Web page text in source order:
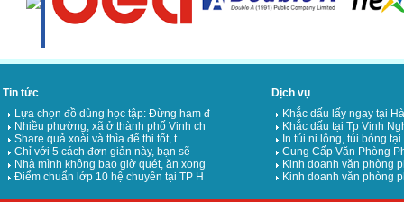
Tin tức
Lựa chọn đồ dùng học tập: Đừng ham đ
Nhiều phường, xã ở thành phố Vinh ch
Share quả xoài và thìa để thi tốt, t
Chỉ với 5 cách đơn giản này, bạn sẽ
Nhà mình không bao giờ quét, ăn xong
Điểm chuẩn lớp 10 hệ chuyên tại TP H
Dịch vụ
Khắc dấu lấy ngay tại
Khắc dấu tại Tp Vinh
In túi ni lông, túi bóng
Cung Cấp Văn Phòng
Kinh doanh văn phòng
Kinh doanh văn phòng